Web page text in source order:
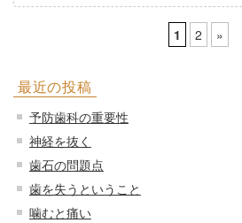
1 2 »
最近の投稿
予防歯科の重要性
神経を抜く
歯石の問題点
歯を失うということ
噛むと痛い